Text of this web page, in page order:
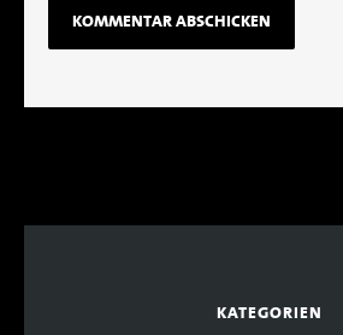
KATEGORIEN